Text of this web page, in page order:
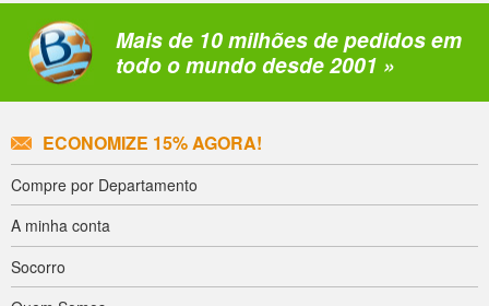
Mais de 10 milhões de pedidos em
todo o mundo desde 2001 »
ECONOMIZE 15% AGORA!
Compre por Departamento
A minha conta
Socorro